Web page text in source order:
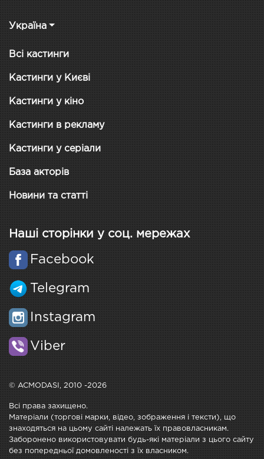
Україна
Всі кастинги
Кастинги у Києві
Кастинги у кіно
Кастинги в рекламу
Кастинги у серіали
База акторів
Новини та статті
Наші сторінки у соц. мережах
Facebook
Telegram
Instagram
Viber
© ACMODASI, 2010 -2026
Всі права захищено.
Матеріали (торгові марки, відео, зображення і тексти), що
знаходяться на цьому сайті належать їх правовласникам.
Заборонено використовувати будь-які матеріали з цього сайту
без попередньої домовленості з їх власником.